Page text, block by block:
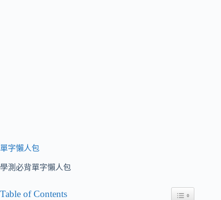
單字懶人包
學測必背單字懶人包
Table of Contents Toggle Table of